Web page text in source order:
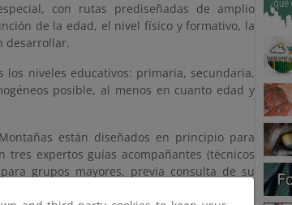
con rutas prediseñadas de amplio
de la edad, el nivel físico y formativo, la
desarrollar.
los niveles educativos: primaria, secundaria,
posible, al menos en cuanto edad y
están diseñados en principio para
expertos guías acompañantes (técnicos
grupos mayores, previa consulta de su